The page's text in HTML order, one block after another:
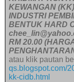
KEWANGAN
INDUSTRI
BENTUK HARD
RM 20.00
atau klik pautan
qs.blogspot.com/
kk-cidb.html